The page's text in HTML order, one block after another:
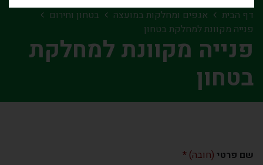
דף הבית אגפים ומחלקות במועצה
בטחון וחירום
פנייה מקוונת למחלקת בטחון
פנייה מקוונת למחלקת
בטחון
שם פרטי (חובה)